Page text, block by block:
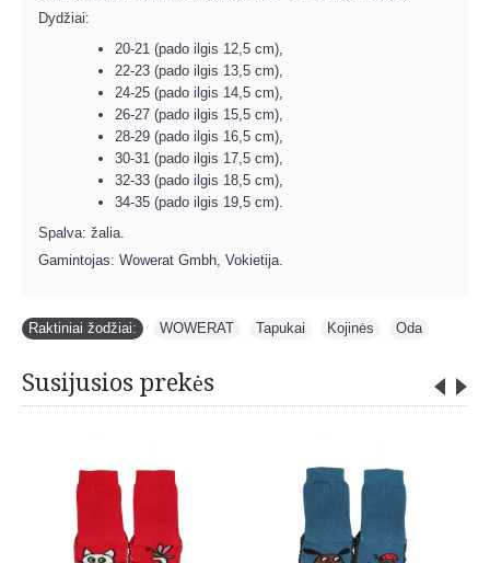
Dydžiai:
20-21 (pado ilgis 12,5 cm),
22-23 (pado ilgis 13,5 cm),
24-25 (pado ilgis 14,5 cm),
26-27 (pado ilgis 15,5 cm),
28-29 (pado ilgis 16,5 cm),
30-31 (pado ilgis 17,5 cm),
32-33 (pado ilgis 18,5 cm),
34-35 (pado ilgis 19,5 cm).
Spalva: žalia.
Gamintojas: Wowerat Gmbh, Vokietija.
Raktiniai žodžiai: WOWERAT Tapukai Kojinės Oda
Susijusios prekės